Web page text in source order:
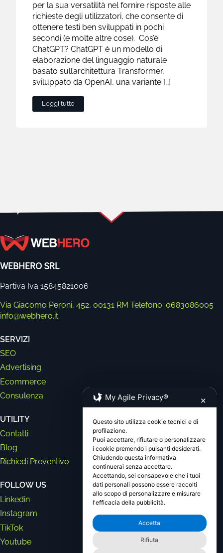
per la sua versatilità nel fornire risposte alle
richieste degli utilizzatori, che consente di
ottenere testi ben sviluppati in pochi
secondi (e molte altre cose). Cos’è
ChatGPT? ChatGPT è un modello di
elaborazione del linguaggio naturale
basato sull’architettura Transformer,
sviluppato da OpenAI, una variante […]
Leggi tutto
WEBHERO SRL
Partiva Iva 15845821006
Via Giacomo Peroni, 452, 00131 RM Telefono: 0683086005
info@webhero.it
SERVIZI
SEO
Advertising
Ecommerce
Consulenza
UTILITY
Contatti
Blog
Richiedi Preventivo
FOLLOW US
Linkedin
Instagram
TikTok
Youtube
My Agile Privacy® ✕
Questo sito utilizza cookie tecnici e di
profilazione.
Puoi accettare, rifiutare o personalizzare
i cookie premendo i pulsanti desiderati.
Chiudendo questa informativa
continuerai senza accettare.
Accettando, sei consapevole che i tuoi
dati personali possono essere raccolti
allo scopo di personalizzare e misurare
l'efficacia della pubblicità.
Accetta
Rifiuta